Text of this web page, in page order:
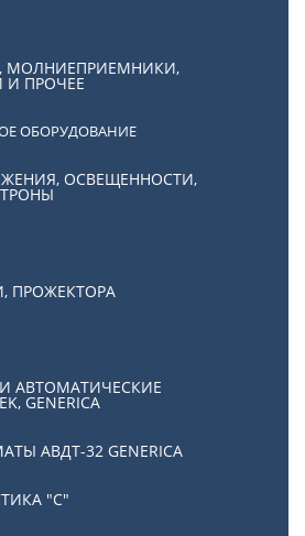
МОЛНИЕПРИЕМНИКИ,
И ПРОЧЕЕ
ОБОРУДОВАНИЕ
ОСВЕЩЕННОСТИ,
ПРОЖЕКТОРА
АВТОМАТИЧЕСКИЕ
GENERICA
АВДТ-32 GENERICA
"С"